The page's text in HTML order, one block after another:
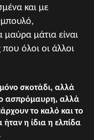
και με
μάτια είναι
όλοι οι άλλοι
μόνο σκοτάδι, αλλά
ασπρόμαυρη, αλλά
το καλό και το
η ίδια η ελπίδα